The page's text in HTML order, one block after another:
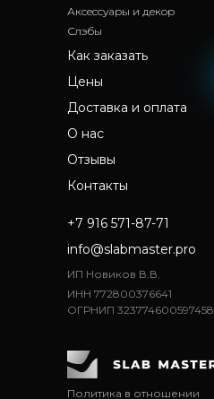
О нас
Отзывы
Как заказать
Слэбы
Аксессуары и декор
Политика в отношении
+7 916 571-87-71
info@slabmaster.pro
Контакты
Доставка и оплата
Цены
ИНН 772800376641
ОГРНИП 323774600597458
ИП Новиков В.В.